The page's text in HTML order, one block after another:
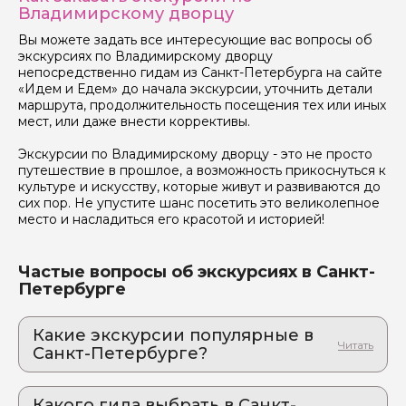
Владимирскому дворцу
Вы можете задать все интересующие вас вопросы об
экскурсиях по Владимирскому дворцу
непосредственно гидам из Санкт-Петербурга на сайте
«Идем и Едем» до начала экскурсии, уточнить детали
маршрута, продолжительность посещения тех или иных
мест, или даже внести коррективы.
Экскурсии по Владимирскому дворцу - это не просто
путешествие в прошлое, а возможность прикоснуться к
культуре и искусству, которые живут и развиваются до
сих пор. Не упустите шанс посетить это великолепное
место и насладиться его красотой и историей!
Частые вопросы об экскурсиях в Санкт-
Петербурге
Какие экскурсии популярные в
Санкт-Петербурге?
Романтика на волнах: откройте город с нового